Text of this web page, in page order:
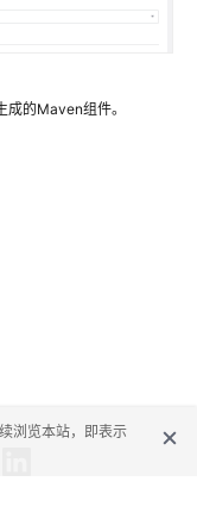
的Maven组件。
浏览本站，即表示